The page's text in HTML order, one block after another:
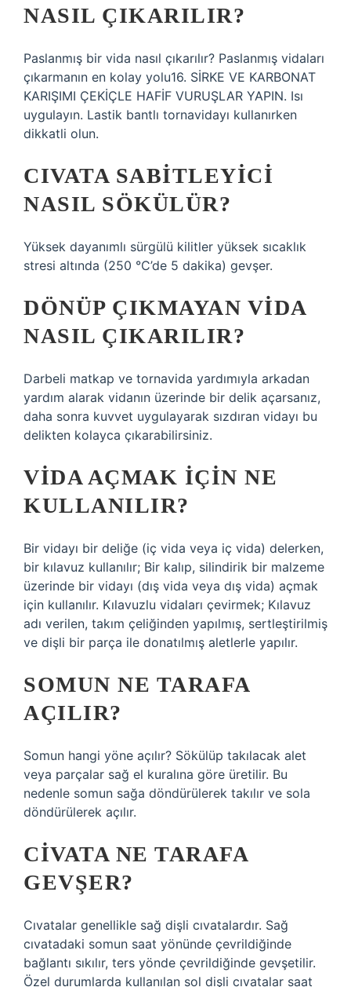
NASIL ÇIKARILIR?
Paslanmış bir vida nasıl çıkarılır? Paslanmış vidaları
çıkarmanın en kolay yolu16. SİRKE VE KARBONAT
KARIŞIMI ÇEKİÇLE HAFİF VURUŞLAR YAPIN. Isı
uygulayın. Lastik bantlı tornavidayı kullanırken
dikkatli olun.
CIVATA SABITLEYICI
NASIL SÖKÜLÜR?
Yüksek dayanımlı sürgülü kilitler yüksek sıcaklık
stresi altında (250 °C’de 5 dakika) gevşer.
DÖNÜP ÇIKMAYAN VIDA
NASIL ÇIKARILIR?
Darbeli matkap ve tornavida yardımıyla arkadan
yardım alarak vidanın üzerinde bir delik açarsanız,
daha sonra kuvvet uygulayarak sızdıran vidayı bu
delikten kolayca çıkarabilirsiniz.
VIDA AÇMAK IÇIN NE
KULLANILIR?
Bir vidayı bir deliğe (iç vida veya iç vida) delerken,
bir kılavuz kullanılır; Bir kalıp, silindirik bir malzeme
üzerinde bir vidayı (dış vida veya dış vida) açmak
için kullanılır. Kılavuzlu vidaları çevirmek; Kılavuz
adı verilen, takım çeliğinden yapılmış, sertleştirilmiş
ve dişli bir parça ile donatılmış aletlerle yapılır.
SOMUN NE TARAFA
AÇILIR?
Somun hangi yöne açılır? Sökülüp takılacak alet
veya parçalar sağ el kuralına göre üretilir. Bu
nedenle somun sağa döndürülerek takılır ve sola
döndürülerek açılır.
CIVATA NE TARAFA
GEVŞER?
Cıvatalar genellikle sağ dişli cıvatalardır. Sağ
cıvatadaki somun saat yönünde çevrildiğinde
bağlantı sıkılır, ters yönde çevrildiğinde gevşetilir.
Özel durumlarda kullanılan sol dişli cıvatalar saat